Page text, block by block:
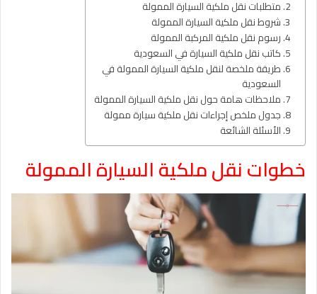
متطلبات نقل ملكية السيارة الممولة
شروط نقل ملكية السيارة الممولة
رسوم نقل ملكية المركبة الممولة
كاتب نقل ملكية السيارة في السعودية
طريقة ملخصة لنقل ملكية السيارة الممولة في
السعودية
ملاحظات هامة حول نقل ملكية السيارة الممولة
جدول ملخص إجراءات نقل ملكية سيارة ممولة
الأسئلة الشائعة
خطوات نقل ملكية السيارة الممولة